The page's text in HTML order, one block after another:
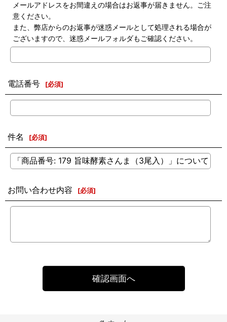
メールアドレスをお間違えの場合はお返事が届きません。ご注
意ください。
また、弊店からのお返事が迷惑メールとして処理される場合が
ございますので、迷惑メールフォルダもご確認ください。
電話番号 [必須]
件名 [必須]
お問い合わせ内容 [必須]
確認画面へ